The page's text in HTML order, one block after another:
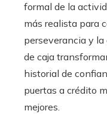
formal de la
más realista para
perseverancia y
de caja
historial de
puertas a crédito
mejores.